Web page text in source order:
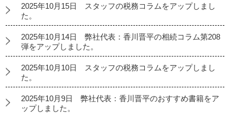
2025年10月15日 スタッフの税務コラムをアップしまし
た。
2025年10月14日 弊社代表：香川晋平の相続コラム第208
弾をアップしました。
2025年10月10日 スタッフの税務コラムをアップしまし
た。
2025年10月9日 弊社代表：香川晋平のおすすめ書籍をア
ップしました。